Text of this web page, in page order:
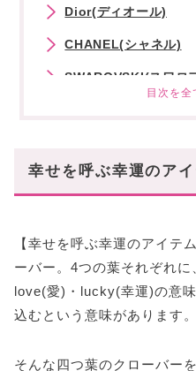
Dior(ディオール)
CHANEL(シャネル)
SWAROVSKI(スワロ
HERMES(エルメス)
幸せを呼ぶ幸運のア
【幸せを呼ぶ幸運のアイテ
ーバー。4つの葉それぞれ
love(愛)・lucky(幸運)の意
込むという意味があります。
そんな四つ葉のクローバー